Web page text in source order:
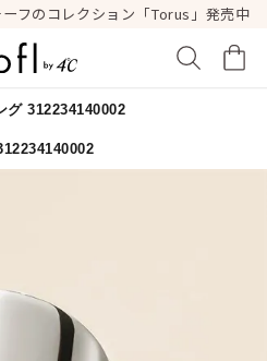
フのコレクション「Torus」発売中
キーワードで検索する
ーさん
グ 312234140002